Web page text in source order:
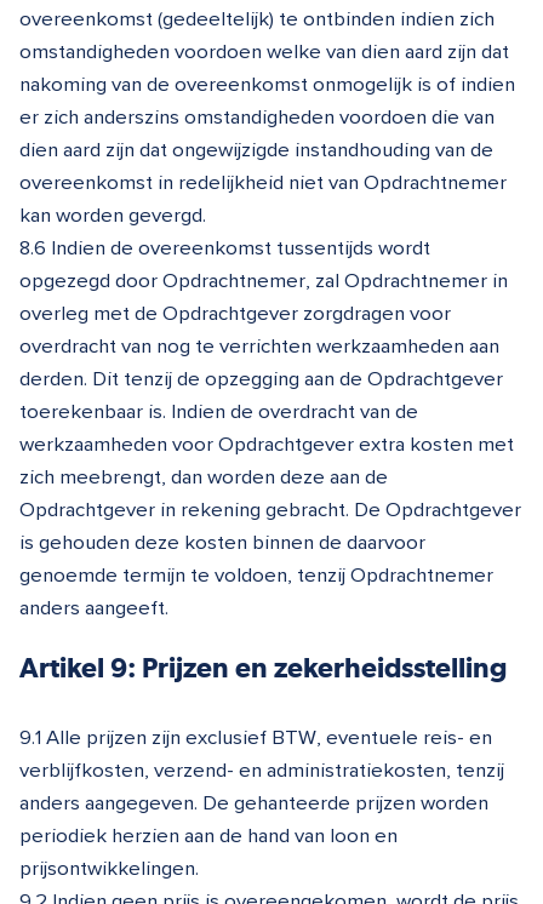
overeenkomst (gedeeltelijk) te ontbinden indien zich
omstandigheden voordoen welke van dien aard zijn dat
nakoming van de overeenkomst onmogelijk is of indien
er zich anderszins omstandigheden voordoen die van
dien aard zijn dat ongewijzigde instandhouding van de
overeenkomst in redelijkheid niet van Opdrachtnemer
kan worden gevergd.
8.6 Indien de overeenkomst tussentijds wordt
opgezegd door Opdrachtnemer, zal Opdrachtnemer in
overleg met de Opdrachtgever zorgdragen voor
overdracht van nog te verrichten werkzaamheden aan
derden. Dit tenzij de opzegging aan de Opdrachtgever
toerekenbaar is. Indien de overdracht van de
werkzaamheden voor Opdrachtgever extra kosten met
zich meebrengt, dan worden deze aan de
Opdrachtgever in rekening gebracht. De Opdrachtgever
is gehouden deze kosten binnen de daarvoor
genoemde termijn te voldoen, tenzij Opdrachtnemer
anders aangeeft.
Artikel 9: Prijzen en zekerheidsstelling
9.1 Alle prijzen zijn exclusief BTW, eventuele reis- en
verblijfkosten, verzend- en administratiekosten, tenzij
anders aangegeven. De gehanteerde prijzen worden
periodiek herzien aan de hand van loon en
prijsontwikkelingen.